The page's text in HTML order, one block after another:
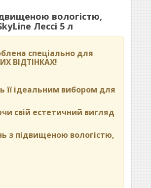
вологістю,
Лессі 5 л
спеціально для
ВІДТІНКАХ!
її ідеальним вибором для
свій естетичний вигляд
з підвищеною вологістю,